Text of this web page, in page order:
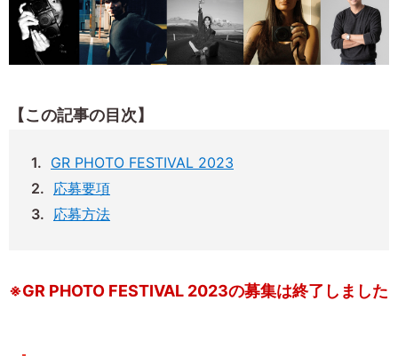
【この記事の目次】
GR PHOTO FESTIVAL 2023
応募要項
応募方法
※GR PHOTO FESTIVAL 2023の募集は終了しました